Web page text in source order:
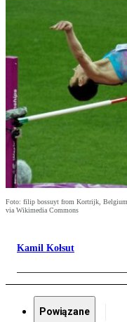
Foto: filip bossuyt from Kortrijk,
via Wikimedia Commons
Kamil Kołsut
Powiązane